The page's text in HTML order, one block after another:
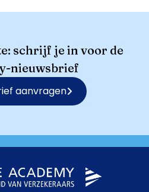
schrijf je in voor de
nieuwsbrief
aanvragen